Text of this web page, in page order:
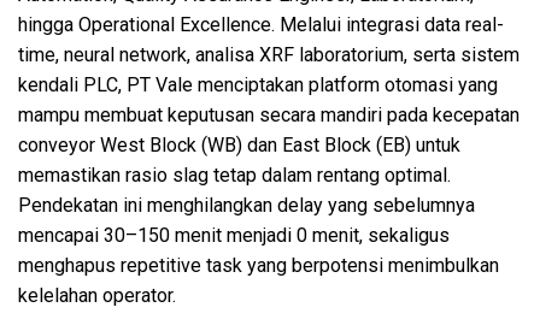
hingga Operational Excellence. Melalui integrasi data real-
time, neural network, analisa XRF laboratorium, serta sistem
kendali PLC, PT Vale menciptakan platform otomasi yang
mampu membuat keputusan secara mandiri pada kecepatan
conveyor West Block (WB) dan East Block (EB) untuk
memastikan rasio slag tetap dalam rentang optimal.
Pendekatan ini menghilangkan delay yang sebelumnya
mencapai 30–150 menit menjadi 0 menit, sekaligus
menghapus repetitive task yang berpotensi menimbulkan
kelelahan operator.